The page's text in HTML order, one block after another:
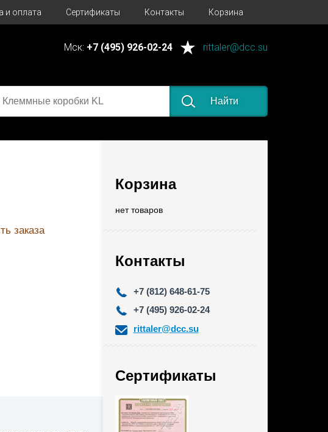
и оплата Сертификаты Контакты Корзина
Мск: +7 (495) 926-02-24 rittaler@dcc.su
Найти
Корзина
нет товаров
Контакты
+7 (812) 648-61-75
+7 (495) 926-02-24
rittaler@dcc.su
Сертификаты
заказа